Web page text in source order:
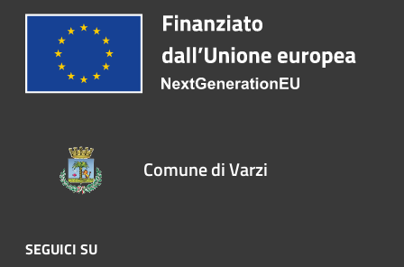
Comune di Varzi
SEGUICI SU